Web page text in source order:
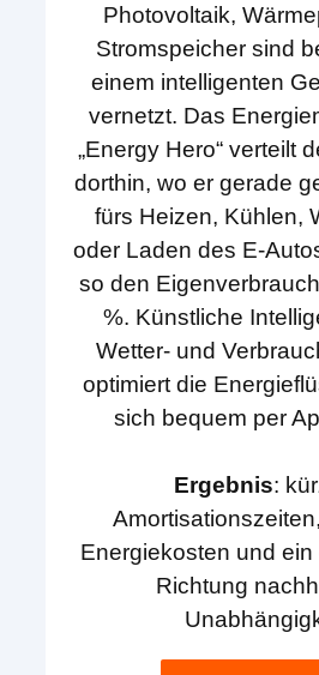
Photovoltaik,
Stromspeicher sind
einem intelligenten
vernetzt. Das
„Energy Hero“ verteilt
dorthin, wo er gerade
fürs Heizen, Kühlen,
oder Laden des E-
so den
%. Künstliche
Wetter- und
optimiert die
sich bequem per
Ergebnis:
Energiekosten und
Richtung